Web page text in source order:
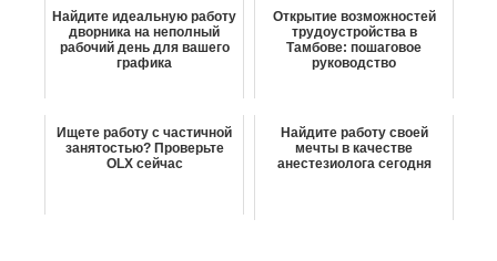
Найдите идеальную работу
дворника на неполный
рабочий день для вашего
графика
Открытие возможностей
трудоустройства в
Тамбове: пошаговое
руководство
Ищете работу с частичной
занятостью? Проверьте
OLX сейчас
Найдите работу своей
мечты в качестве
анестезиолога сегодня